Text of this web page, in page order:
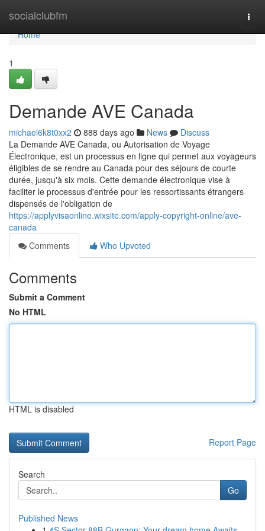
socialclubfm
Home
Home
1
Demande AVE Canada
michael6k8t0xx2 888 days ago News
Discuss
La Demande AVE Canada, ou Autorisation de Voyage
Électronique, est un processus en ligne qui permet aux voyageurs
éligibles de se rendre au Canada pour des séjours de courte
durée, jusqu'à six mois. Cette demande électronique vise à
faciliter le processus d'entrée pour les ressortissants étrangers
dispensés de l'obligation de
https://applyvisaonline.wixsite.com/apply-copyright-online/ave-
canada
Comments
Who Upvoted
Comments
Submit a Comment
No HTML
HTML is disabled
Report Page
Search
Go
Published News